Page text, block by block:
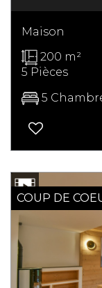
Maison
200 m²
5 Pièces
5
COUP DE